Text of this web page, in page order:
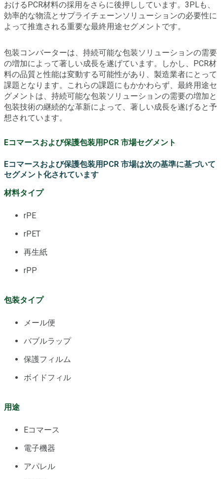
おけるPCR材料の採用をさらに後押ししています。3PLも、
効率的な物流とサプライチェーンソリューションの必要性に
よって推進される重要な最終用途セグメントです。
包装コンバーターは、持続可能な包装ソリューションの需要
の増加によって著しい成長を遂げています。しかし、PCR材
料の品質と性能は変動する可能性があり、製造業者にとって
課題となります。これらの課題にもかかわらず、最終用途セ
グメントは、持続可能な包装ソリューションの需要の増加と
包装技術の継続的な革新によって、著しい成長を遂げると予
想されています。
Eコマースおよび保護包装用PCR 市場セグメント
Eコマースおよび保護包装用PCR 市場は次の基準に基づいて
セグメント化されています
材料タイプ
rPE
rPET
再生紙
rPP
包装タイプ
メール便
バブルラップ
保護フィルム
ボイドフィル
用途
Eコマース
電子機器
アパレル